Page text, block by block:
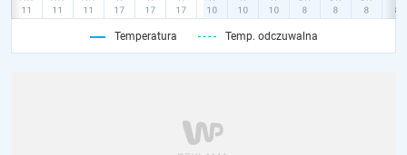
Temperatura Temp. odczuwalna